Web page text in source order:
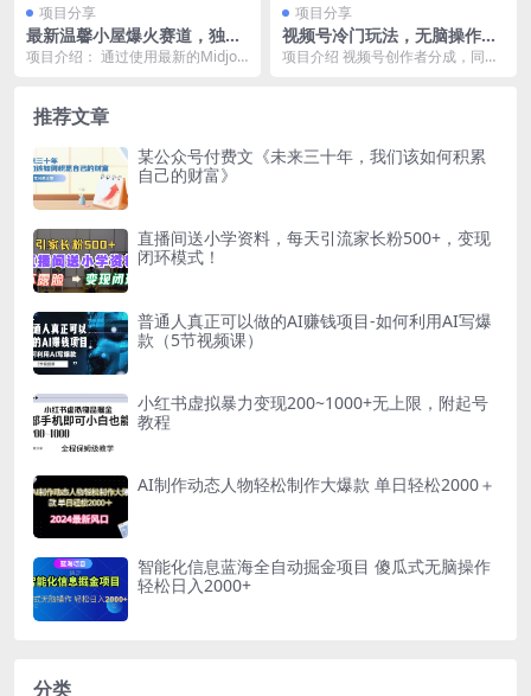
项目分享
最新温馨小屋爆火赛道，独家
技术引爆流量，收益稳定，单
项目介绍： 通过使用最新的Midjou
项目分享
视频号冷门玩法，无脑操作，
小白轻松上手拿收益，鬼故事
项目介绍 视频号创作者分成，同步
推荐文章
某公众号付费文《未来三十年，我们该如何积累
自己的财富》
直播间送小学资料，每天引流家长粉500+，变现
闭环模式！
普通人真正可以做的AI赚钱项目-如何利用AI写爆
款（5节视频课）
小红书虚拟暴力变现200~1000+无上限，附起号
教程
AI制作动态人物轻松制作大爆款 单日轻松2000＋
智能化信息蓝海全自动掘金项目 傻瓜式无脑操作
轻松日入2000+
分类